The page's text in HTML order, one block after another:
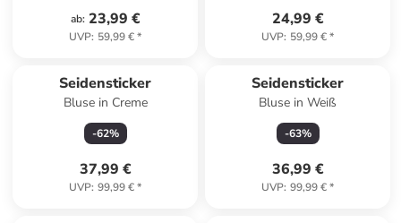
ab: 23,99 €
UVP: 59,99 €*
24,99 €
UVP: 59,99 €*
Seidensticker
Bluse in Creme
-62%
37,99 €
UVP: 99,99 €*
Seidensticker
Bluse in Weiß
-63%
36,99 €
UVP: 99,99 €*